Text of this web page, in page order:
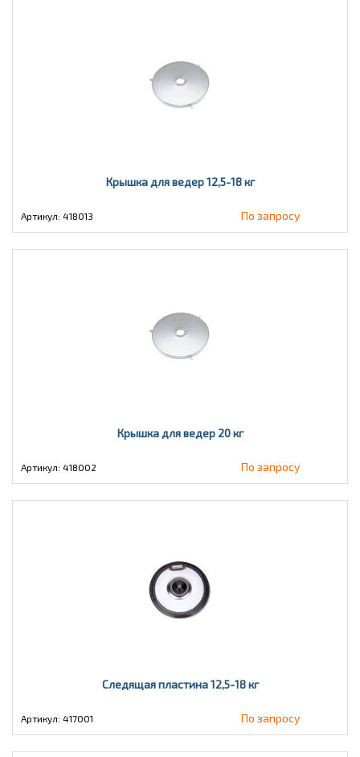
Крышка для ведер 12,5-18 кг
Артикул: 418013 По запросу
Крышка для ведер 20 кг
Артикул: 418002 По запросу
Следящая пластина 12,5-18 кг
Артикул: 417001 По запросу